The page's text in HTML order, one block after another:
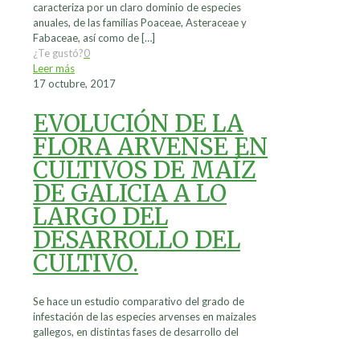
caracteriza por un claro dominio de especies
anuales, de las familias Poaceae, Asteraceae y
Fabaceae, así como de […]
¿Te gustó?0
Leer más
17 octubre, 2017
EVOLUCIÓN DE LA
FLORA ARVENSE EN
CULTIVOS DE MAÍZ
DE GALICIA A LO
LARGO DEL
DESARROLLO DEL
CULTIVO.
Se hace un estudio comparativo del grado de
infestación de las especies arvenses en maizales
gallegos, en distintas fases de desarrollo del